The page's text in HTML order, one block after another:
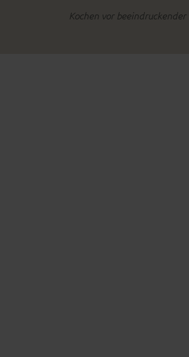
Kochen vor beeindruckender